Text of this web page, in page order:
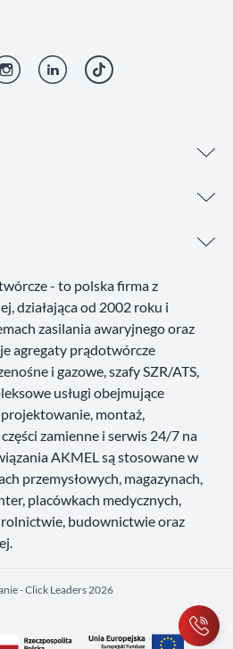
- to polska firma z
działająca od 2002 roku i
zasilania awaryjnego oraz
agregaty prądotwórcze
i gazowe, szafy SZR/ATS,
usługi obejmujące
montaż,
zamienne i serwis 24/7 na
AKMEL są stosowane w
przemysłowych, magazynach,
placówkach medycznych,
budownictwie oraz
- Click Leaders 2026